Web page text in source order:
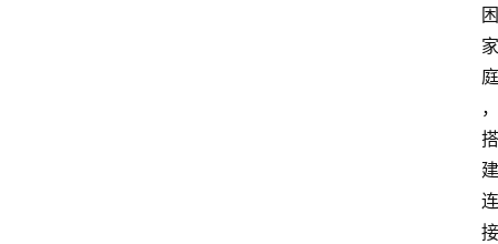
困
家
庭
，
搭
建
连
接